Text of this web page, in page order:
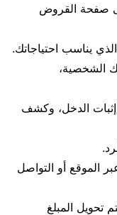
صفحة القروض
يناسب احتياجاتك.
الشخصية،
الدخل، وكشف
الموقع أو التواصل
تحويل المبلغ